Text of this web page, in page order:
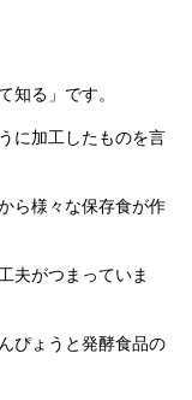
知る」です。
に加工したものを言
ら様々な保存食が作
夫がつまっていま
ぴょうと発酵食品の